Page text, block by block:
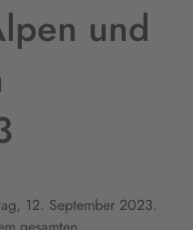
und
12. September 2023.